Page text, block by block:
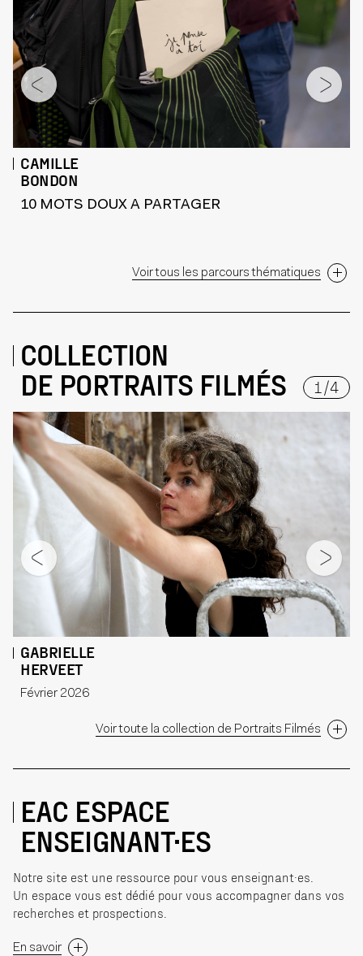
CAMILLE
BONDON
10 MOTS DOUX A PARTAGER
Voir tous les parcours thématiques
COLLECTION
DE PORTRAITS FILMÉS
1 /4
GABRIELLE
HERVEET
Février 2026
Voir toute la collection de Portraits Filmés
EAC ESPACE
ENSEIGNANT·ES
Notre site est une ressource pour vous enseignant·es.
Un espace vous est dédié pour vous accompagner dans vos
recherches et prospections.
En savoir